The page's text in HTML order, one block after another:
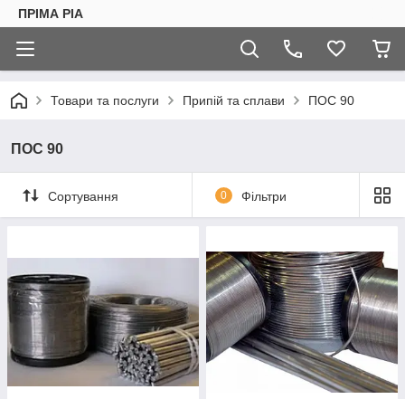
ПРІМА РІА
Товари та послуги Припій та сплави ПОС 90
ПОС 90
Сортування 0 Фільтри